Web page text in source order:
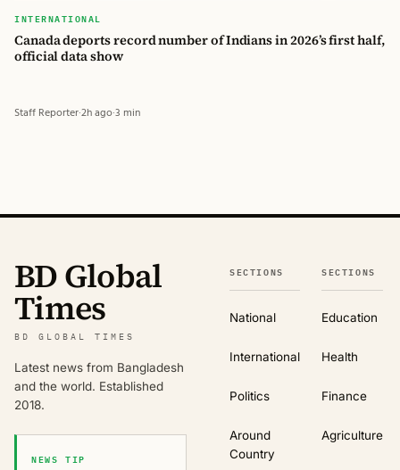
INTERNATIONAL
Canada deports record number of Indians in 2026’s first half,
official data show
Staff Reporter·2h ago·3 min
BD Global
Times
BD GLOBAL TIMES
Latest news from Bangladesh
and the world. Established
2018.
NEWS TIP
SECTIONS
National
International
Politics
Around
Country
SECTIONS
Education
Health
Finance
Agriculture